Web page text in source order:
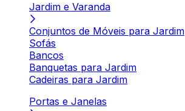
Jardim e Varanda
Conjuntos de Móveis para Jardim
Sofás
Bancos
Banquetas para Jardim
Cadeiras para Jardim
Portas e Janelas